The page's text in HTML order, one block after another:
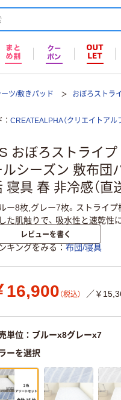
ツ/敷きパッド おぼろストラ
CREATEALPHA（クリエイトアル
おぼろストライ
ルシーズン 敷布団
寝具 春 非冷感（直
ー8枚,グレー7枚。ストライ
た肌触りで、 吸水性と速乾性
レビューを書く
キングをみる 布団/寝具
16,900 （税込） ／￥
単位：ブルーx8グレーx7
ーを選択